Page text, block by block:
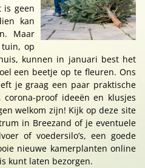
geen
kan
Maar
op
kunnen in januari best het
een beetje op te fleuren. Ons
je graag een paar praktische
proof ideeën en klusjes
welkom zijn! Kijk op deze site
in Breezand of je eventuele
of voedersilo’s, een goede
nieuwe kamerplanten online
kunt laten bezorgen.